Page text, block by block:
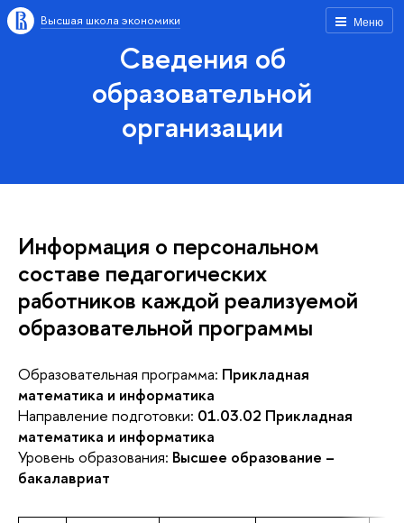
Меню
Высшая школа экономики
Сведения об
образовательной
организации
Информация о персональном
составе педагогических
работников каждой реализуемой
образовательной программы
Образовательная программа: Прикладная
математика и информатика
Направление подготовки: 01.03.02 Прикладная
математика и информатика
Уровень образования: Высшее образование –
бакалавриат